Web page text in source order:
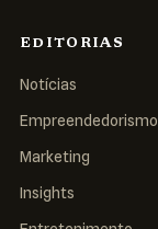
EDITORIAS
Notícias
Empreendedorismo
Marketing
Insights